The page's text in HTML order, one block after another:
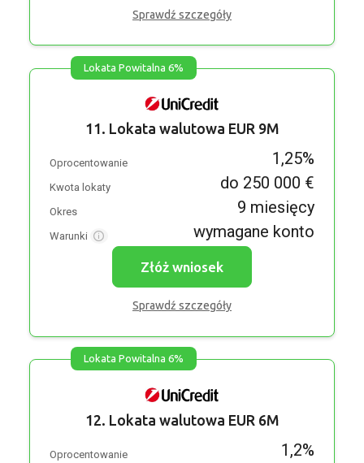
Sprawdź szczegóły
Lokata Powitalna 6%
11. Lokata walutowa EUR 9M
Oprocentowanie 1,25%
Kwota lokaty do 250 000 €
Okres 9 miesięcy
Warunki wymagane konto
Złóż wniosek
Sprawdź szczegóły
Lokata Powitalna 6%
12. Lokata walutowa EUR 6M
Oprocentowanie 1,2%